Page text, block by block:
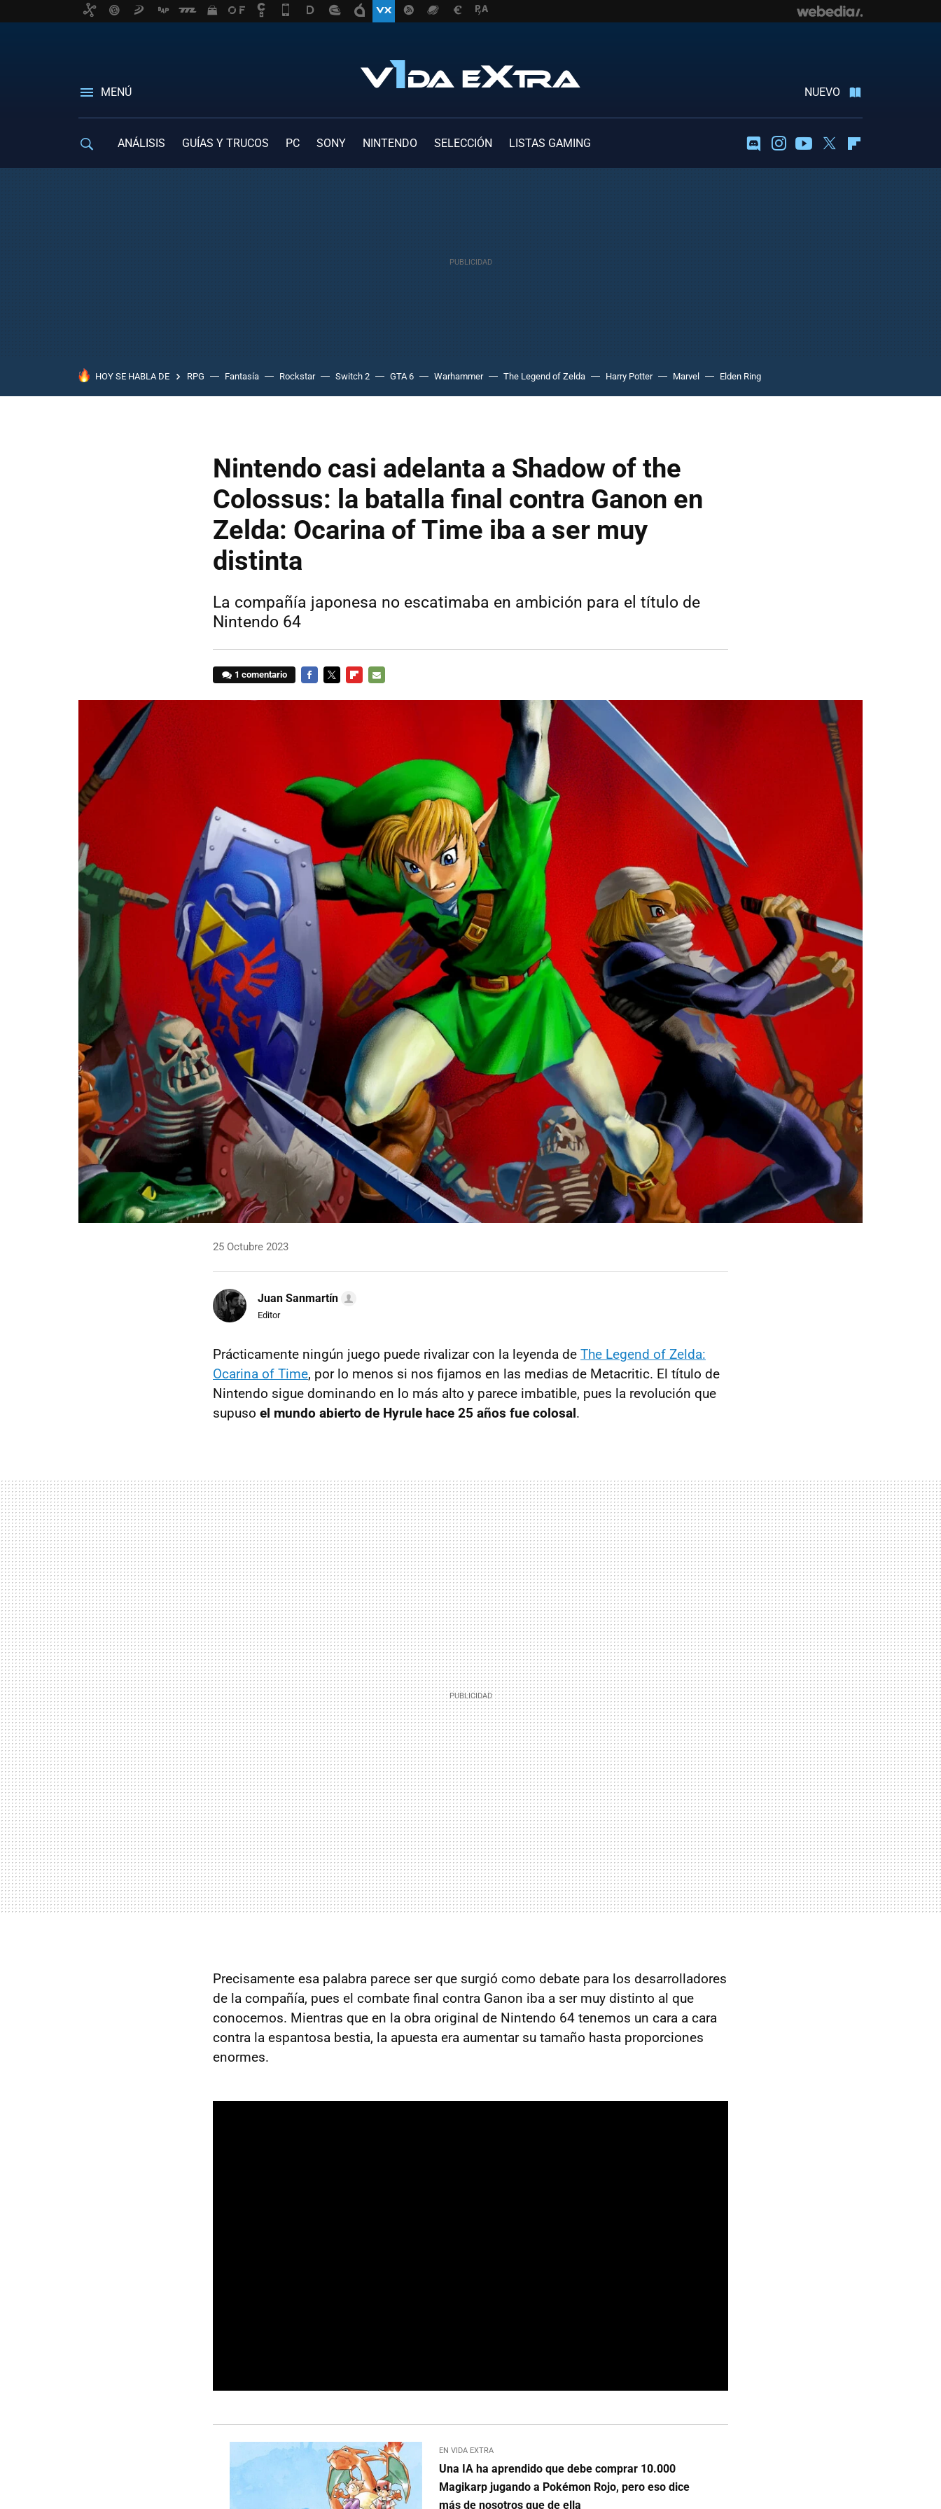
MENÚ NUEVO
ANÁLISIS GUÍAS Y TRUCOS PC SONY NINTENDO SELECCIÓN LISTAS GAMING DiscordInstagramYoutubeTwitter
HOY SE HABLA DE RPG Fantasía Rockstar Switch 2 GTA 6 Warhammer The Legend of Zelda Harry Potter Marvel Elden Ring
Nintendo casi adelanta a Shadow of the
Colossus: la batalla final contra Ganon en
Zelda: Ocarina of Time iba a ser muy
distinta
La compañía japonesa no escatimaba en ambición para el título de
Nintendo 64
1 comentario
25 Octubre 2023
Juan Sanmartín
Editor
Prácticamente ningún juego puede rivalizar con la leyenda de The Legend of Zelda:
Ocarina of Time, por lo menos si nos fijamos en las medias de Metacritic. El título de
Nintendo sigue dominando en lo más alto y parece imbatible, pues la revolución que
supuso el mundo abierto de Hyrule hace 25 años fue colosal.
Precisamente esa palabra parece ser que surgió como debate para los desarrolladores
de la compañía, pues el combate final contra Ganon iba a ser muy distinto al que
conocemos. Mientras que en la obra original de Nintendo 64 tenemos un cara a cara
contra la espantosa bestia, la apuesta era aumentar su tamaño hasta proporciones
enormes.
EN VIDA EXTRA
Una IA ha aprendido que debe comprar 10.000
Magikarp jugando a Pokémon Rojo, pero eso dice
más de nosotros que de ella